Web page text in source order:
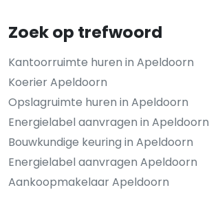
Zoek op trefwoord
Kantoorruimte huren in Apeldoorn
Koerier Apeldoorn
Opslagruimte huren in Apeldoorn
Energielabel aanvragen in Apeldoorn
Bouwkundige keuring in Apeldoorn
Energielabel aanvragen Apeldoorn
Aankoopmakelaar Apeldoorn